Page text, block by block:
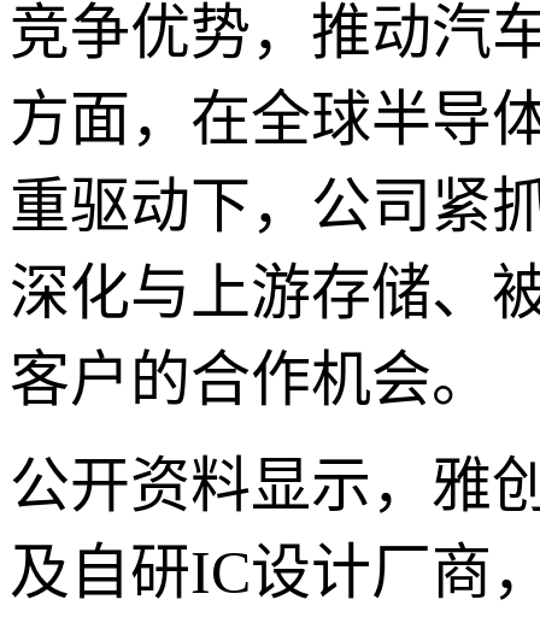
竞争优势，推动汽
方面，在全球半导
重驱动下，公司紧
深化与上游存储、
客户的合作机会。
公开资料显示，雅
及自研IC设计厂商